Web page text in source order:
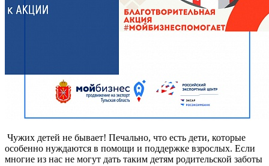
Чужих детей не бывает! Печально, что есть дети, которые
особенно нуждаются в помощи и поддержке взрослых. Если
многие из нас не могут дать таким детям родительской заботы